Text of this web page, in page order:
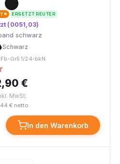
ERSETZT REUTER
(0051,03)
schwarz
Schwarz
Gr51/24-bkN
€
MwSt.
€ netto
In den Warenkorb